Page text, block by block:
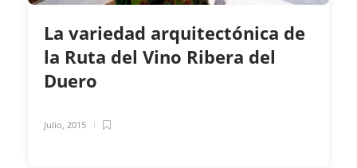
La variedad arquitectónica de
la Ruta del Vino Ribera del
Duero
Julio, 2015